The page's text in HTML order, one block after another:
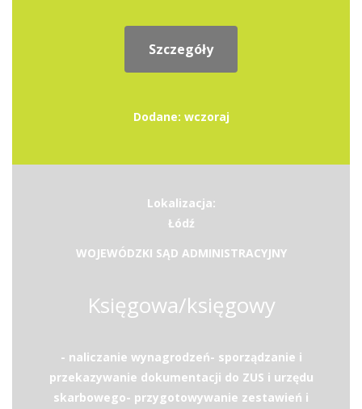
Szczegóły
Dodane: wczoraj
Lokalizacja:
Łódź
WOJEWÓDZKI SĄD ADMINISTRACYJNY
Księgowa/księgowy
- naliczanie wynagrodzeń- sporządzanie i
przekazywanie dokumentacji do ZUS i urzędu
skarbowego- przygotowywanie zestawień i